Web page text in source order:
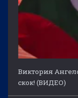
Виктория
скок! (ВИДЕО)